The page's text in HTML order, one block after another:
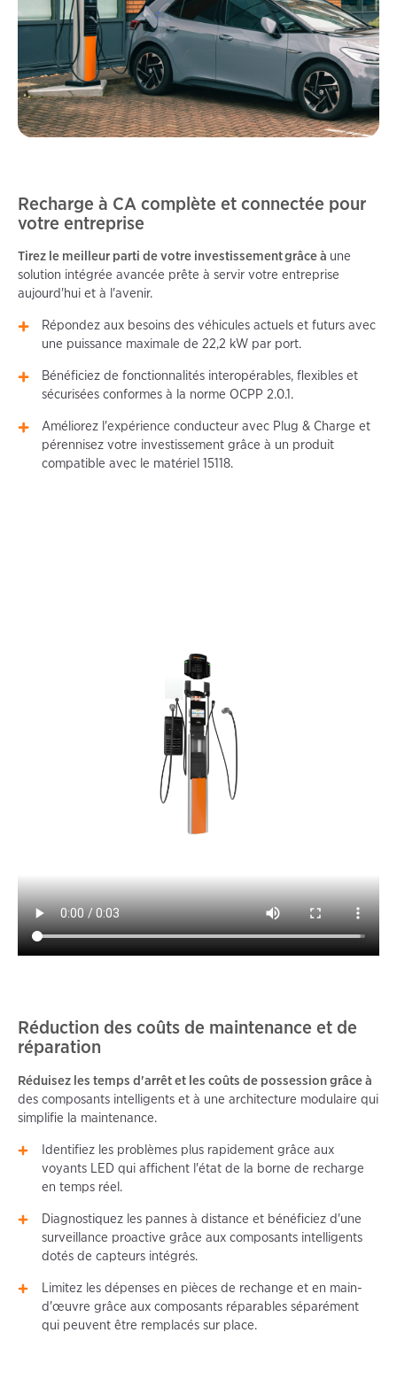
Recharge à CA complète et connectée pour
votre entreprise
Tirez le meilleur parti de votre investissement grâce à une
solution intégrée avancée prête à servir votre entreprise
aujourd'hui et à l'avenir.
Répondez aux besoins des véhicules actuels et futurs avec
une puissance maximale de 22,2 kW par port.
Bénéficiez de fonctionnalités interopérables, flexibles et
sécurisées conformes à la norme OCPP 2.0.1.
Améliorez l'expérience conducteur avec Plug & Charge et
pérennisez votre investissement grâce à un produit
compatible avec le matériel 15118.
Réduction des coûts de maintenance et de
réparation
Réduisez les temps d'arrêt et les coûts de possession grâce à
des composants intelligents et à une architecture modulaire qui
simplifie la maintenance.
Identifiez les problèmes plus rapidement grâce aux
voyants LED qui affichent l'état de la borne de recharge
en temps réel.
Diagnostiquez les pannes à distance et bénéficiez d'une
surveillance proactive grâce aux composants intelligents
dotés de capteurs intégrés.
Limitez les dépenses en pièces de rechange et en main-
d'œuvre grâce aux composants réparables séparément
qui peuvent être remplacés sur place.